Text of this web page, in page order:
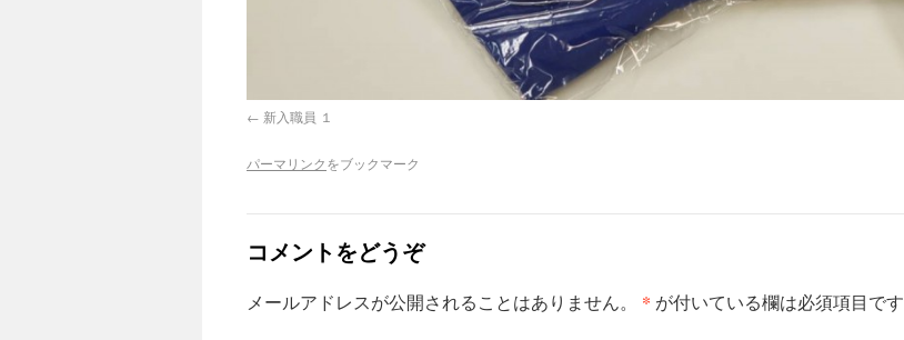
新入職員 １
パーマリンクをブックマーク
コメントをどうぞ
メールアドレスが公開されることはありません。 * が付いている欄は必須項目です